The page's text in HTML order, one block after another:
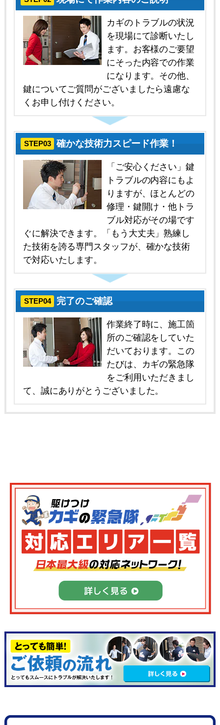
カギのトラブルの状況
を現場にて診断いたし
ます。お客様のご要望
にそった内容での作業
になります。その他、
鍵についてご質問がございましたら遠慮な
くお申し付けください。
STEP03 確かな技術力スピード作業！
「ご安心ください」鍵
トラブルの内容にもよ
りますが、ほとんどの
修理・鍵開け・他トラ
ブル対応がその場です
ぐに解決できます。「もう大丈夫」熟練し
た技術を誇る専門スタッフが、確かな技術
で対応いたします。
STEP04 完了のご確認
作業終了時に、施工箇
所のご確認をしていた
だいております。この
たびは、カギの緊急隊
をご利用いただきまし
て、誠にありがとうございました。